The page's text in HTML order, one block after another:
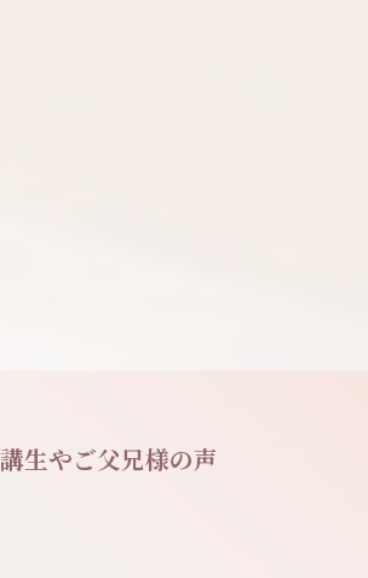
生やご父兄様の声